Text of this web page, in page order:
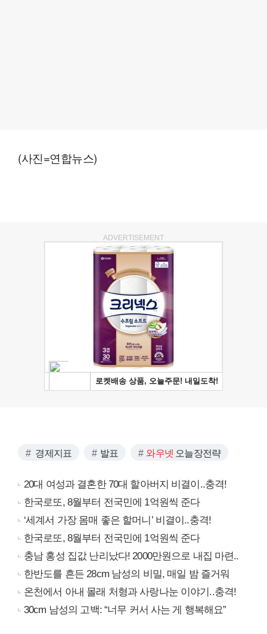
(사진=연합뉴스)
ADVERTISEMENT
경제지표 발표 와우넷 오늘장전략
20대 여성과 결혼한 70대 할아버지 비결이..충격!
한국로또, 8월부터 전국민에 1억원씩 준다
‘세계서 가장 몸매 좋은 할머니’ 비결이..충격!
한국로또, 8월부터 전국민에 1억원씩 준다
충남 홍성 집값 난리났다! 2000만원으로 내집 마련..
한반도를 흔든 28cm 남성의 비밀, 매일 밤 즐거워
온천에서 아내 몰래 처형과 사랑나눈 이야기..충격!
30cm 남성의 고백: “너무 커서 사는 게 행복해요”